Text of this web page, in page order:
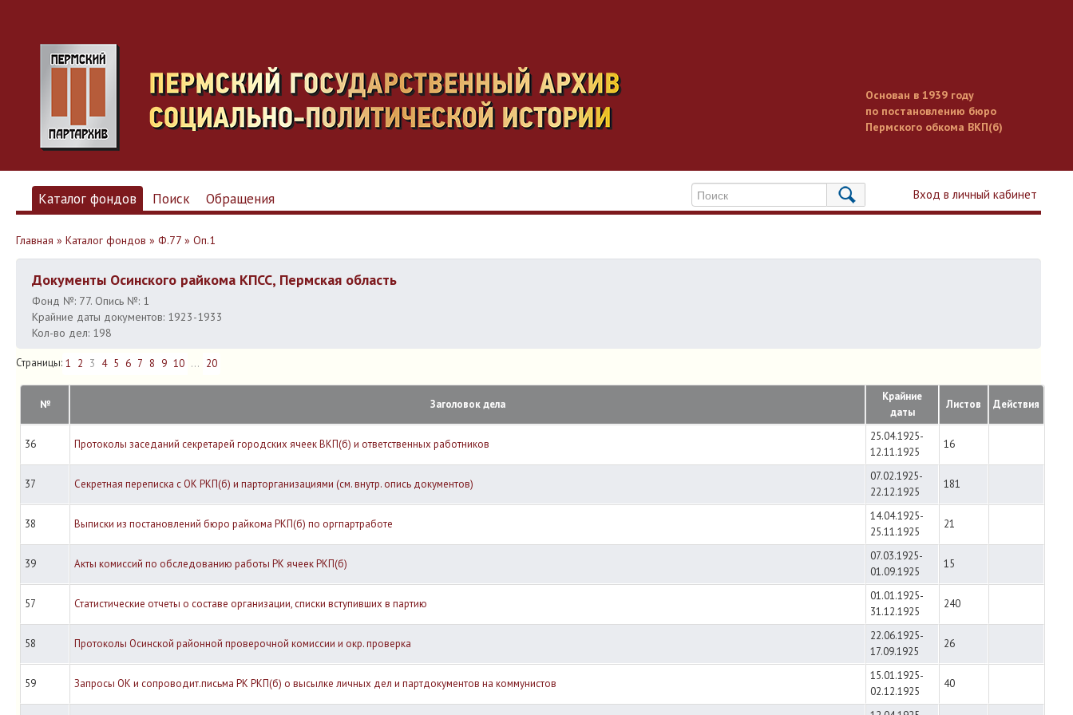
Основан в 1939 году
по постановлению бюро
Пермского обкома ВКП(б)
Вход в личный кабинет
Каталог фондов Поиск Обращения
Главная » Каталог фондов » Ф.77 » Оп.1
Документы Осинского райкома КПСС, Пермская область
Фонд №: 77. Опись №: 1
Крайние даты документов: 1923-1933
Кол-во дел: 198
Страницы: 1 2 3 4 5 6 7 8 9 10 ... 20
№ Заголовок дела
Крайние
даты
Листов Действия
36 Протоколы заседаний секретарей городских ячеек ВКП(б) и ответственных работников
25.04.1925-
12.11.1925
16
37 Секретная переписка с ОК РКП(б) и парторганизациями (см. внутр. опись документов)
07.02.1925-
22.12.1925
181
38 Выписки из постановлений бюро райкома РКП(б) по оргпартработе
14.04.1925-
25.11.1925
21
39 Акты комиссий по обследованию работы РК ячеек РКП(б)
07.03.1925-
01.09.1925
15
57 Статистические отчеты о составе организации, списки вступивших в партию
01.01.1925-
31.12.1925
240
58 Протоколы Осинской районной проверочной комиссии и окр. проверка
22.06.1925-
17.09.1925
26
59 Запросы ОК и сопроводит.письма РК РКП(б) о высылке личных дел и партдокументов на коммунистов
15.01.1925-
02.12.1925
40